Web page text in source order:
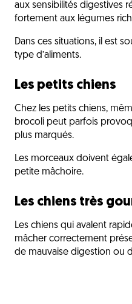
aux sensibilités digestives
fortement aux légumes
Dans ces situations, il est
type d’aliments.
Les petits chiens
Chez les petits chiens,
brocoli peut parfois
plus marqués.
Les morceaux doivent
petite mâchoire.
Les chiens très
Les chiens qui avalent
mâcher correctement
de mauvaise digestion ou